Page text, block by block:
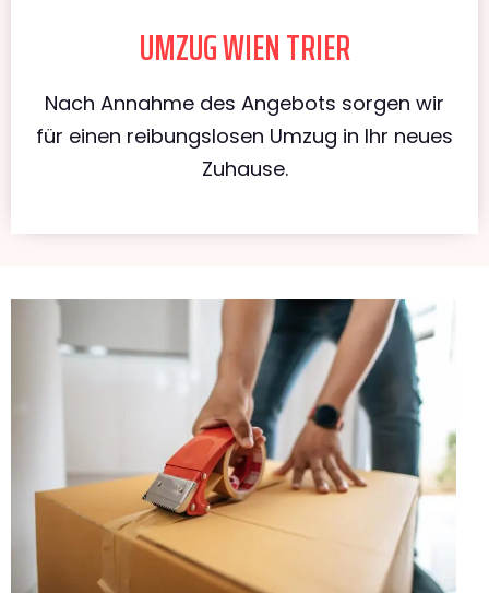
UMZUG WIEN TRIER
Nach Annahme des Angebots sorgen wir
für einen reibungslosen Umzug in Ihr neues
Zuhause.